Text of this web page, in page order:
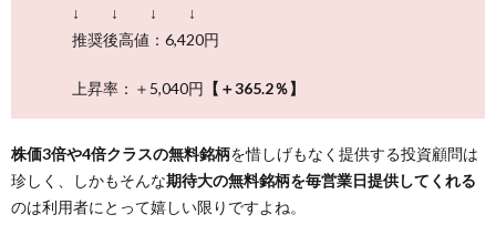
↓ ↓ ↓ ↓
推奨後高値：6,420円
上昇率：＋5,040円 【＋365.2％】
株価3倍や4倍クラスの無料銘柄を惜しげもなく提供する投資顧問は
珍しく、しかもそんな期待大の無料銘柄を毎営業日提供してくれる
のは利用者にとって嬉しい限りですよね。